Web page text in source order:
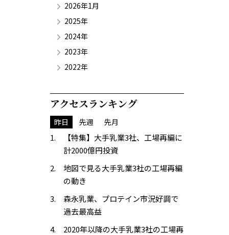
2026年1月
2025年
2024年
2023年
2022年
アクセスランキング
昨日 先週 先月
【特集】大手乳業3社、工場再編に
計2000億円投資
地図で見る大手乳業3社の工場再編
の動き
森永乳業、プロテイン市況好調で
過去最高益
2020年以降の大手乳業3社の工場再